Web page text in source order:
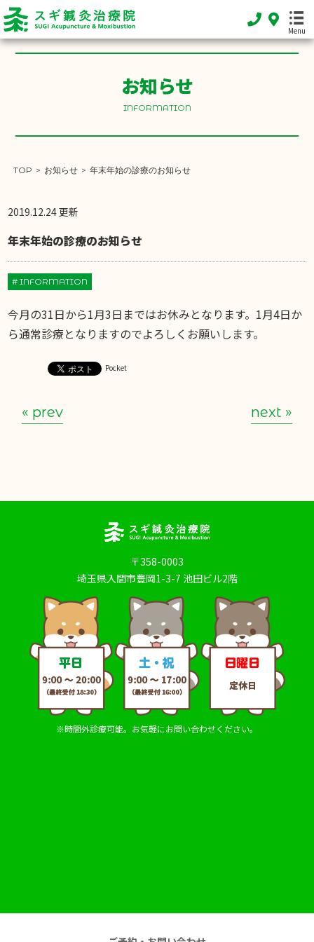
Menu
ホーム
施術メニュー
お知らせ
スギブログ
お知らせ
INFORMATION
TOP > お知らせ > 年末年始の診療のお知らせ
2019.12.24 更新
年末年始の診療のお知らせ
# INFORMATION
今月の31日から1月3日まではお休みとなります。1月4日か
ら通常診療となりますのでよろしくお願いします。
Pocket
« prev next »
〒358-0003
埼玉県入間市豊岡1-3-7 池田ビル2階
※時間外診療可能。お気軽にお問い合わせください。